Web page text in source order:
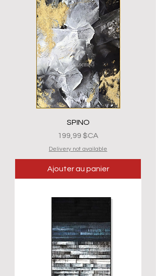
SPINO
Prix
199,99 $CA
Delivery not available
Ajouter au panier